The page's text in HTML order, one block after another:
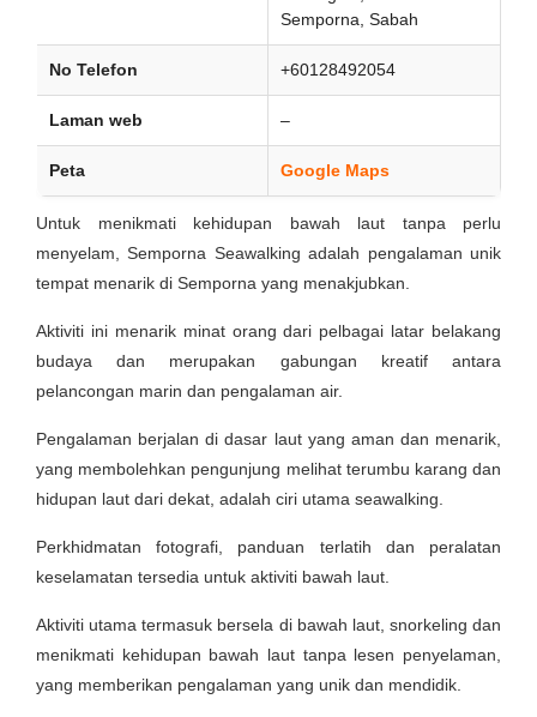
Semporna, Sabah
No Telefon +60128492054
Laman web –
Peta Google Maps
Untuk menikmati kehidupan bawah laut tanpa perlu
menyelam, Semporna Seawalking adalah pengalaman unik
tempat menarik di Semporna yang menakjubkan.
Aktiviti ini menarik minat orang dari pelbagai latar belakang
budaya dan merupakan gabungan kreatif antara
pelancongan marin dan pengalaman air.
Pengalaman berjalan di dasar laut yang aman dan menarik,
yang membolehkan pengunjung melihat terumbu karang dan
hidupan laut dari dekat, adalah ciri utama seawalking.
Perkhidmatan fotografi, panduan terlatih dan peralatan
keselamatan tersedia untuk aktiviti bawah laut.
Aktiviti utama termasuk bersela di bawah laut, snorkeling dan
menikmati kehidupan bawah laut tanpa lesen penyelaman,
yang memberikan pengalaman yang unik dan mendidik.